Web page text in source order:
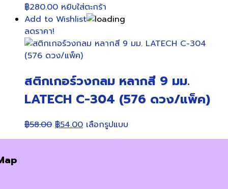
฿280.00 หยิบใส่ตะกร้า
Add to Wishlist
ลดราคา!
สติกเกอร์วงกลม หลากสี 9 มม.
LATECH C-304 (576 ดวง/แพ็ค)
฿58.00 Original
price
฿54.00Current
price
เลือกรูปแบบ
product